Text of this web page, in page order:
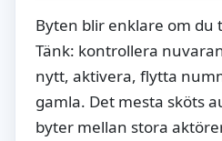
Byten blir enklare om du
Tänk: kontrollera
nytt, aktivera, flytta
gamla. Det mesta sköts
byter mellan stora